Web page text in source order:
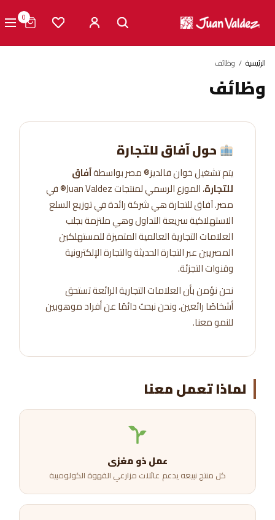
0
الرئيسية وظائف
وظائف
حول آفاق للتجارة
يتم تشغيل خوان فالديز® مصر بواسطةآفاق
للتجارة
، الموزع الرسمي لمنتجات Juan Valdez® في
مصر. آفاق للتجارة هي شركة رائدة في توزيع السلع
الاستهلاكية سريعة التداول وهي ملتزمة بجلب
العلامات التجارية العالمية المتميزة للمستهلكين
المصريين عبر التجارة الحديثة والتجارة الإلكترونية
وقنوات التجزئة.
نحن نؤمن بأن العلامات التجارية الرائعة تستحق
أشخاصًا رائعين، ونحن نبحث دائمًا عن أفراد موهوبين
للنمو معنا.
لماذا تعمل معنا
عمل ذو مغزى
كل منتج نبيعه يدعم عائلات مزارعي القهوة الكولومبية